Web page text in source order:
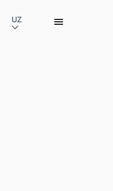
UZ